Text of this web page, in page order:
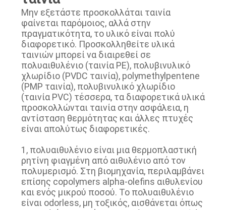
SITEMAP
ΠΟΛΙΤΙΚΉ
ΑΠΟΡΡΉΤΟΥ
Μην εξετάστε προσκολλάται ταινία
φαίνεται παρόμοιος, αλλά στην
πραγματικότητα, το υλικό είναι πολύ
διαφορετικό. Προσκολληθείτε υλικά
ταινιών μπορεί να διαιρεθεί σε
πολυαιθυλένιο (ταινία PE), πολυβινυλικό
χλωρίδιο (PVDC ταινία), polymethylpentene
(PMP ταινία), πολυβινυλικό χλωρίδιο
(ταινία PVC) τέσσερα, τα διαφορετικά υλικά
προσκολλώνται ταινία στην ασφάλεια, η
αντίσταση θερμότητας και άλλες πτυχές
είναι απολύτως διαφορετικές.
1, πολυαιθυλένιο είναι μια θερμοπλαστική
ρητίνη φιαγμένη από αιθυλένιο από τον
πολυμερισμό. Στη βιομηχανία, περιλαμβάνει
επίσης copolymers alpha-olefins αιθυλενίου
και ενός μικρού ποσού. Το πολυαιθυλένιο
είναι odorless, μη τοξικός, αισθάνεται όπως